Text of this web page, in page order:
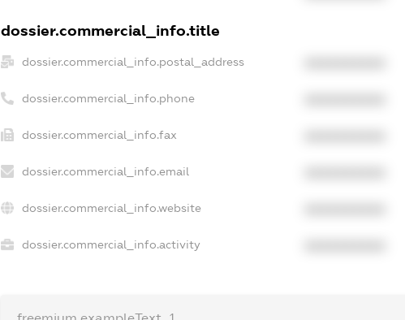
dossier.commercial_info.title
dossier.commercial_info.postal_address
dossier.commercial_info.phone
dossier.commercial_info.fax
dossier.commercial_info.email
dossier.commercial_info.website
dossier.commercial_info.activity